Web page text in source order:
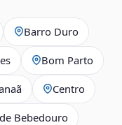
Barro Duro
Bom Parto
Centro
Bebedouro